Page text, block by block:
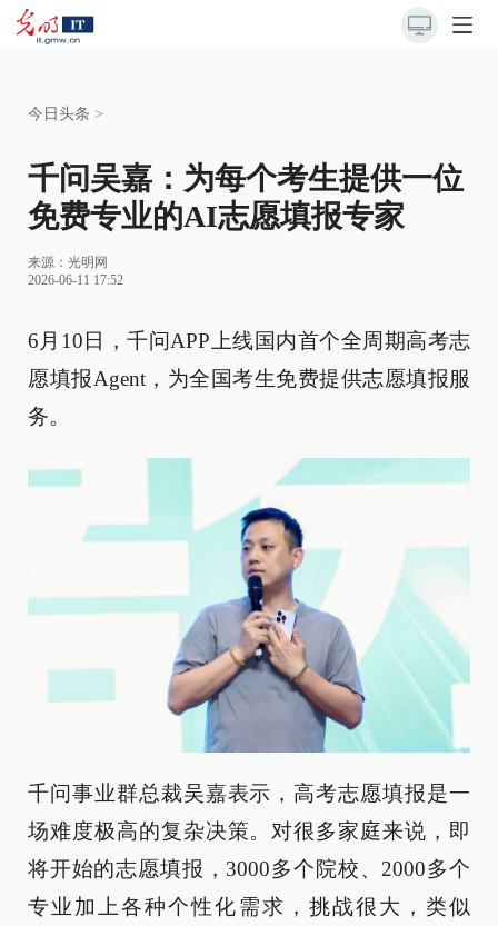
今日头条 >
千问吴嘉：为每个考生提供一位
免费专业的AI志愿填报专家
来源： 光明网
2026-06-11 17:52
6月10日，千问APP上线国内首个全周期高考志
愿填报Agent，为全国考生免费提供志愿填报服
务。
千问事业群总裁吴嘉表示，高考志愿填报是一
场难度极高的复杂决策。对很多家庭来说，即
将开始的志愿填报，3000多个院校、2000多个
专业加上各种个性化需求，挑战很大，类似